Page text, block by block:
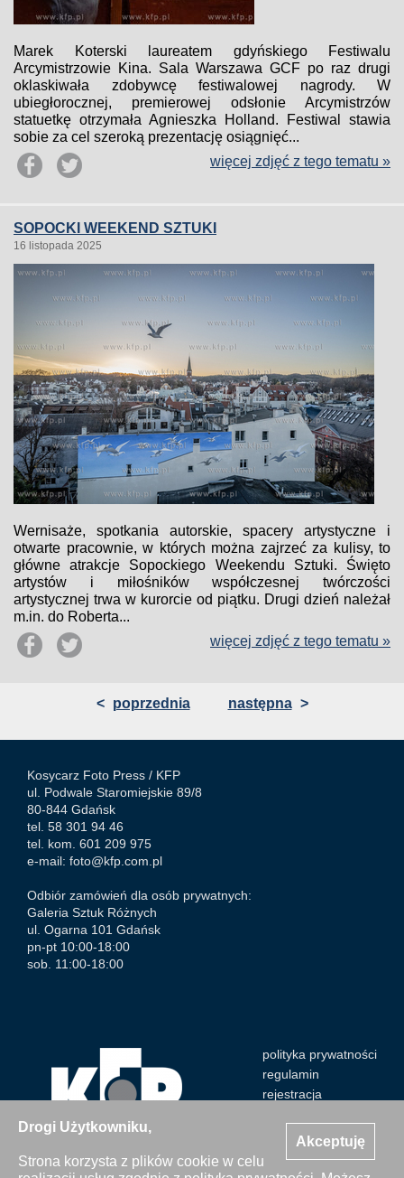
Akceptuję
Drogi Użytkowniku,
Strona korzysta z plików cookie w celu
Marek Koterski laureatem gdyńskiego Festiwalu
Arcymistrzowie Kina. Sala Warszawa GCF po raz drugi
oklaskiwała zdobywcę festiwalowej nagrody. W
ubiegłorocznej, premierowej odsłonie Arcymistrzów
statuetkę otrzymała Agnieszka Holland. Festiwal stawia
sobie za cel szeroką prezentację osiągnięć...
więcej zdjęć z tego tematu »
SOPOCKI WEEKEND SZTUKI
16 listopada 2025
Wernisaże, spotkania autorskie, spacery artystyczne i
otwarte pracownie, w których można zajrzeć za kulisy, to
główne atrakcje Sopockiego Weekendu Sztuki. Święto
artystów i miłośników współczesnej twórczości
artystycznej trwa w kurorcie od piątku. Drugi dzień należał
m.in. do Roberta...
więcej zdjęć z tego tematu »
< poprzednia następna >
Kosycarz Foto Press / KFP
ul. Podwale Staromiejskie 89/8
80-844 Gdańsk
tel. 58 301 94 46
tel. kom. 601 209 975
e-mail: foto@kfp.com.pl
Odbiór zamówień dla osób prywatnych:
Galeria Sztuk Różnych
ul. Ogarna 101 Gdańsk
pn-pt 10:00-18:00
sob. 11:00-18:00
polityka prywatności
regulamin
rejestracja